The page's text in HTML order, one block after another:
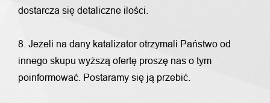
dostarcza się detaliczne ilości.
8. Jeżeli na dany katalizator otrzymali Państwo od
innego skupu wyższą ofertę proszę nas o tym
poinformować. Postaramy się ją przebić.